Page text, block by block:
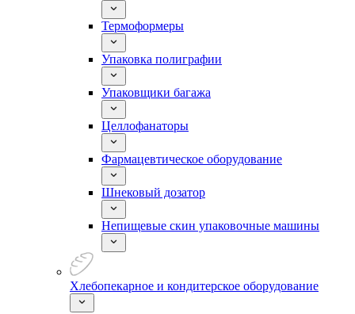
Термоформеры
Упаковка полиграфии
Упаковщики багажа
Целлофанаторы
Фармацевтическое оборудование
Шнековый дозатор
Непищевые скин упаковочные машины
Хлебопекарное и кондитерское оборудование